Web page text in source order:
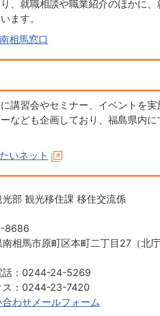
、就職相談や職業紹介のほかに
ます。
相馬窓口
講習会やセミナー、イベントを
なども企画しており、福島県内
いネット
光部 観光移住課 移住交流係
8686
相馬市原町区本町二丁目27（北庁
話：0244-24-5269
ス：0244-23-7420
合わせメールフォーム